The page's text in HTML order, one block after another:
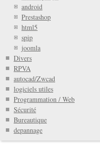
android
Prestashop
html5
spip
joomla
Divers
RPVA
autocad/Zwcad
logiciels utiles
Programmation / Web
Sécurité
Bureautique
depannage